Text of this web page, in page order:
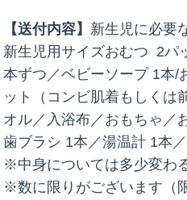
【送付内容】 新生児に必要
新生児用サイズおむつ 2パ
本ずつ／ベビーソープ 1本/
ット（コンビ肌着もしくは
オル／入浴布／おもちゃ／
歯ブラシ 1本／湯温計 1本
※中身については多少変わ
※数に限りがございます（